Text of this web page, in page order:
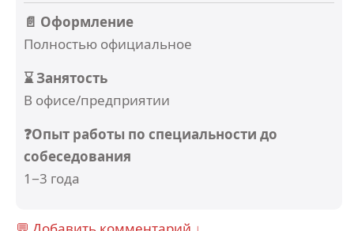
📄 Оформление
Полностью официальное
⌛ Занятость
В офисе/предприятии
❓Опыт работы по специальности до
собеседования
1−3 года